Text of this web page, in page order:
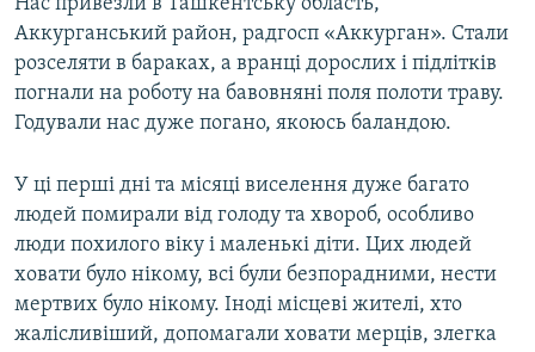
Нас привезли в Ташкентську область,
Аккурганський район, радгосп «Аккурган». Стали
розселяти в бараках, а вранці дорослих і підлітків
погнали на роботу на бавовняні поля полоти траву.
Годували нас дуже погано, якоюсь баландою.
У ці перші дні та місяці виселення дуже багато
людей помирали від голоду та хвороб, особливо
люди похилого віку і маленькі діти. Цих людей
ховати було нікому, всі були безпорадними, нести
мертвих було нікому. Іноді місцеві жителі, хто
жалісливіший, допомагали ховати мерців, злегка